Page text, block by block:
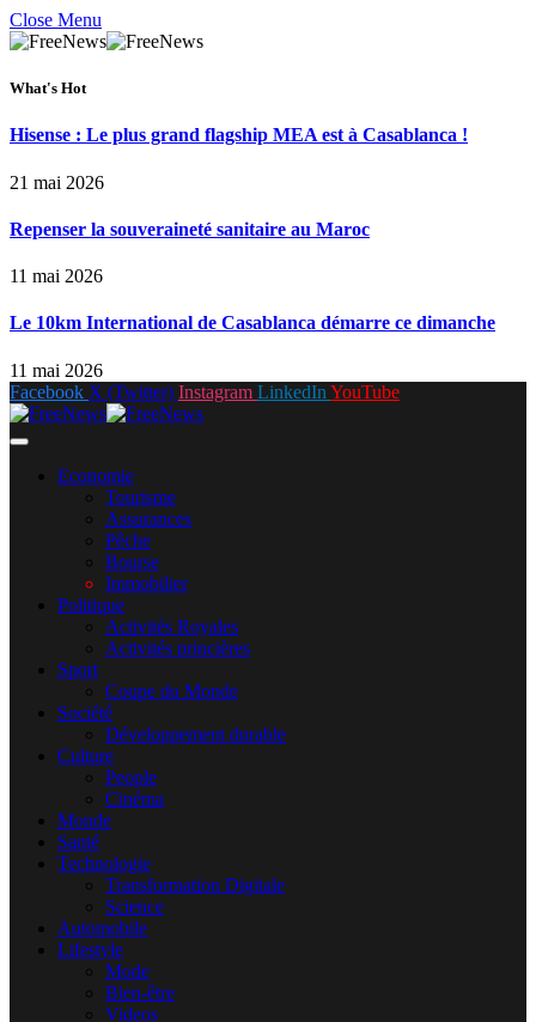
Close Menu
What's Hot
Hisense : Le plus grand flagship MEA est à Casablanca !
21 mai 2026
Repenser la souveraineté sanitaire au Maroc
11 mai 2026
Le 10km International de Casablanca démarre ce dimanche
11 mai 2026
Facebook X (Twitter) Instagram LinkedIn YouTube
Economie
Tourisme
Assurances
Pêche
Bourse
Immobilier
Politique
Activités Royales
Activités princières
Sport
Coupe du Monde
Société
Développement durable
Culture
People
Cinéma
Monde
Santé
Technologie
Transformation Digitale
Science
Automobile
Lifestyle
Mode
Bien-être
Videos